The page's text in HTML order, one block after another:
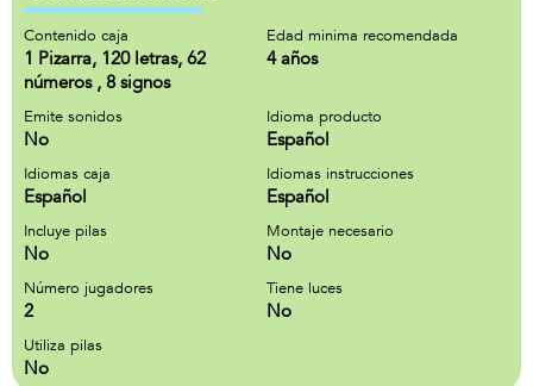
Contenido caja
1 Pizarra, 120 letras, 62
números , 8 signos
Edad minima recomendada
4 años
Emite sonidos
No
Idioma producto
Español
Idiomas caja
Español
Idiomas instrucciones
Español
Incluye pilas
No
Montaje necesario
No
Número jugadores
2
Tiene luces
No
Utiliza pilas
No